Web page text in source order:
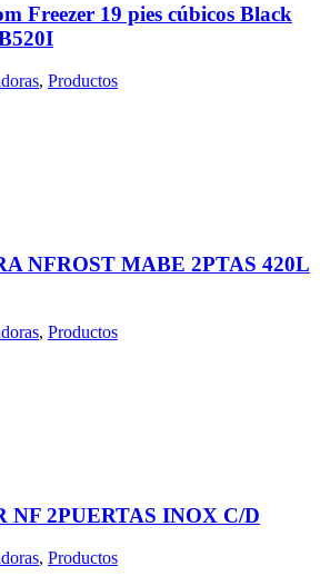
Freezer 19 pies cúbicos Black
, Productos
NFROST MABE 2PTAS 420L
, Productos
NF 2PUERTAS INOX C/D
, Productos